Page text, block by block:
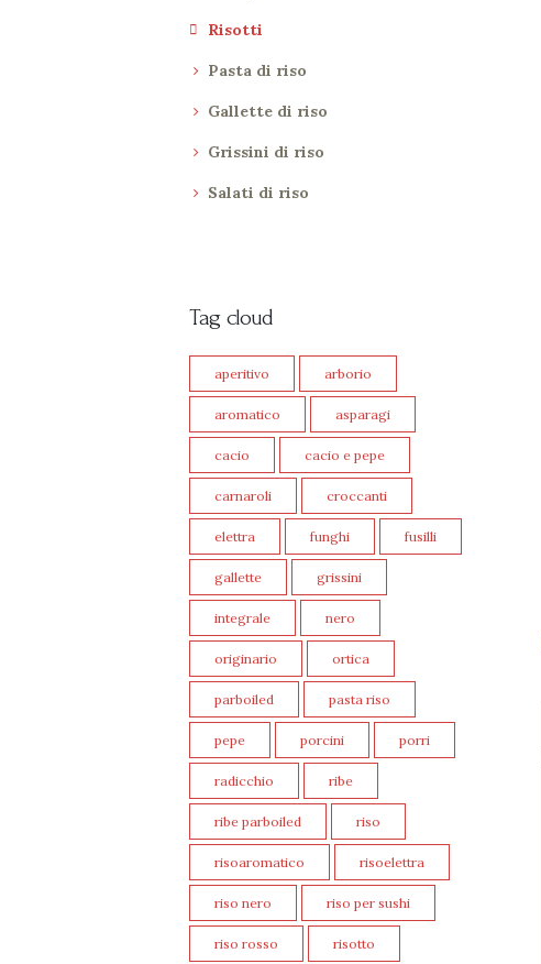
Risotti
Pasta di riso
Gallette di riso
Grissini di riso
Salati di riso
Tag cloud
aperitivo arborio
aromatico asparagi
cacio cacio e pepe
carnaroli croccanti
elettra funghi fusilli
gallette grissini
integrale nero
originario ortica
parboiled pasta riso
pepe porcini porri
radicchio ribe
ribe parboiled riso
risoaromatico risoelettra
riso nero riso per sushi
riso rosso risotto